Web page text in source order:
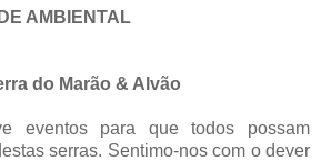
AMBIENTAL
do Marão & Alvão
eventos para que todos possam
serras. Sentimo-nos com o dever